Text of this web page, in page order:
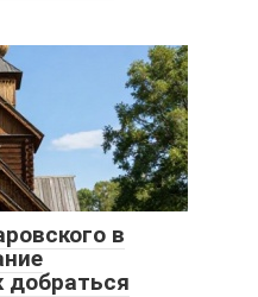
в
добраться